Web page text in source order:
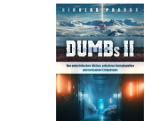
c
h
e
n